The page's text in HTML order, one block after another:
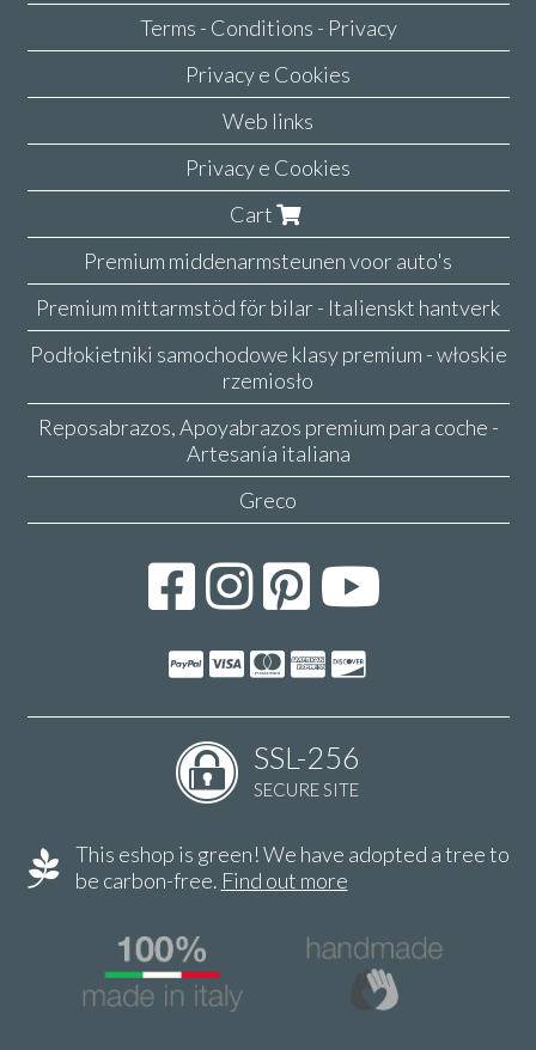
Terms - Conditions - Privacy
Privacy e Cookies
Web links
Privacy e Cookies
Cart
Premium middenarmsteunen voor auto's
Premium mittarmstöd för bilar - Italienskt hantverk
Podłokietniki samochodowe klasy premium - włoskie
rzemiosło
Reposabrazos, Apoyabrazos premium para coche -
Artesanía italiana
Greco
SSL-256
SECURE SITE
This eshop is green! We have adopted a tree to
be carbon-free. Find out more